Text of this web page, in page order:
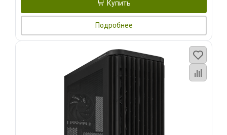
Купить
Подробнее